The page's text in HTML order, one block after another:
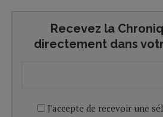
Recevez la
directement dans
J'accepte de recevoir une